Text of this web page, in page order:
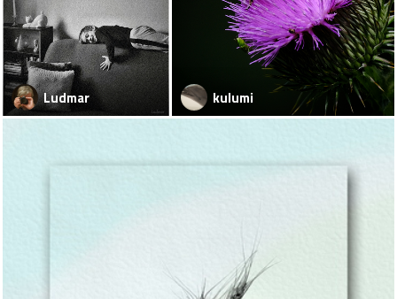
Ludmar kulumi